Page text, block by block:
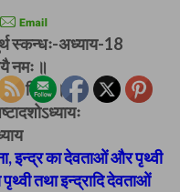
स्कन्धः-अध्याय-18
नमः ॥
विच्चे ॥
इन्द्र का देवताओं और पृथ्वी
तथा इन्द्रादि देवताओं